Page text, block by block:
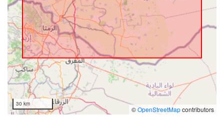
30 km
©OpenStreetMapcontributors